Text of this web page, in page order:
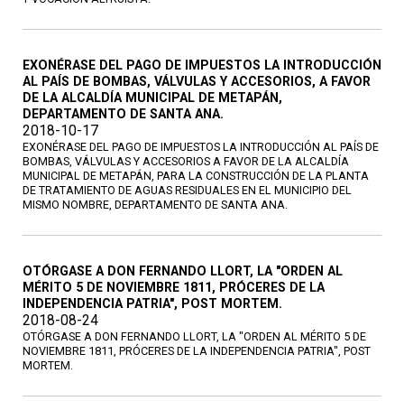
EXONÉRASE DEL PAGO DE IMPUESTOS LA INTRODUCCIÓN
AL PAÍS DE BOMBAS, VÁLVULAS Y ACCESORIOS, A FAVOR
DE LA ALCALDÍA MUNICIPAL DE METAPÁN,
DEPARTAMENTO DE SANTA ANA.
2018-10-17
EXONÉRASE DEL PAGO DE IMPUESTOS LA INTRODUCCIÓN AL PAÍS DE
BOMBAS, VÁLVULAS Y ACCESORIOS A FAVOR DE LA ALCALDÍA
MUNICIPAL DE METAPÁN, PARA LA CONSTRUCCIÓN DE LA PLANTA
DE TRATAMIENTO DE AGUAS RESIDUALES EN EL MUNICIPIO DEL
MISMO NOMBRE, DEPARTAMENTO DE SANTA ANA.
OTÓRGASE A DON FERNANDO LLORT, LA "ORDEN AL
MÉRITO 5 DE NOVIEMBRE 1811, PRÓCERES DE LA
INDEPENDENCIA PATRIA", POST MORTEM.
2018-08-24
OTÓRGASE A DON FERNANDO LLORT, LA "ORDEN AL MÉRITO 5 DE
NOVIEMBRE 1811, PRÓCERES DE LA INDEPENDENCIA PATRIA", POST
MORTEM.